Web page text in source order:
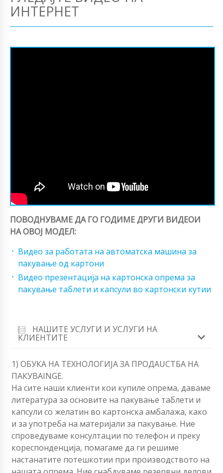
ИНТЕРНЕТ
ПОВОДНУВАМЕ ДА ГО ГОДИМЕ ДРУГИ ВИДЕОИ
НА ОВОЈ МОДЕЛ:
Видео за работата на автоматска машина за
пакување од картони
Видео презентација на картонска опрема за
пакување таблети и капсули во картонски кутии
НАШИТЕ УСЛУГИ И УСЛУГИ НА
КЛИЕНТИТЕ
1) ОБУКА НА ТЕХНОЛОГИЈА ЗА ПРОДАUCTБА НА
ПАКУВАINGЕ.
На сите наши клиенти кои купиле опрема, даваме
литература за основите на пакување таблети и
капсули со желатин во картонска амбалажа, како
и за употреба на материјали за пакување. Ние
спроведуваме консултации по телефон и преку
кореспонденција, помагаме да ги решиме
настанатите потешкотии при производството на